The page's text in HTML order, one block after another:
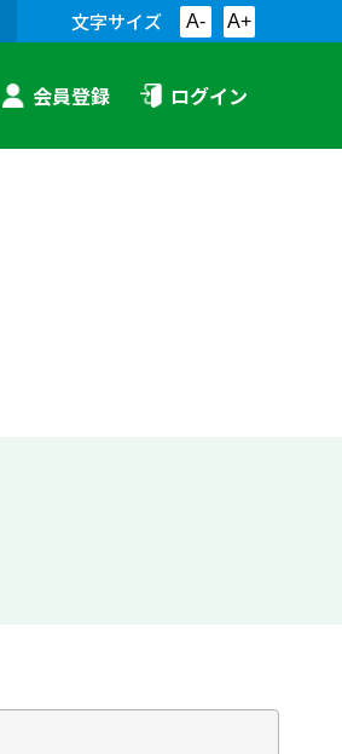
文字サイズ A- A+
会員登録 ログイン